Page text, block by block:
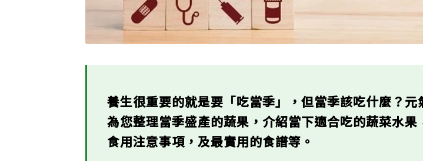
養生很重要的就是要「吃當季」，但當季該吃什麼？元
為您整理當季盛產的蔬果，介紹當下適合吃的蔬菜水果
食用注意事項，及最實用的食譜等。